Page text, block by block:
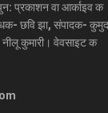
प्रकाशन वा आर्काइव क
छवि झा, संपादक- कुमुद
कुमारी। वेवसाइट क